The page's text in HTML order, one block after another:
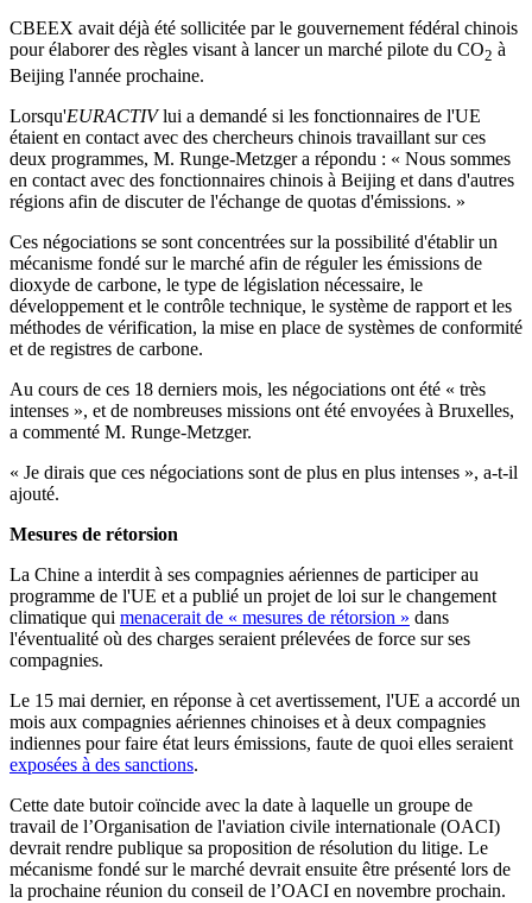
CBEEX avait déjà été sollicitée par le gouvernement fédéral chinois
pour élaborer des règles visant à lancer un marché pilote du CO2 à
Beijing l'année prochaine.
Lorsqu'EURACTIVlui a demandé si les fonctionnaires de l'UE
étaient en contact avec des chercheurs chinois travaillant sur ces
deux programmes, M. Runge-Metzger a répondu : « Nous sommes
en contact avec des fonctionnaires chinois à Beijing et dans d'autres
régions afin de discuter de l'échange de quotas d'émissions. »
Ces négociations se sont concentrées sur la possibilité d'établir un
mécanisme fondé sur le marché afin de réguler les émissions de
dioxyde de carbone, le type de législation nécessaire, le
développement et le contrôle technique, le système de rapport et les
méthodes de vérification, la mise en place de systèmes de conformité
et de registres de carbone.
Au cours de ces 18 derniers mois, les négociations ont été « très
intenses », et de nombreuses missions ont été envoyées à Bruxelles,
a commenté M. Runge-Metzger.
« Je dirais que ces négociations sont de plus en plus intenses », a-t-il
ajouté.
Mesures de rétorsion
La Chine a interdit à ses compagnies aériennes de participer au
programme de l'UE et a publié un projet de loi sur le changement
climatique qui menacerait de « mesures de rétorsion » dans
l'éventualité où des charges seraient prélevées de force sur ses
compagnies.
Le 15 mai dernier, en réponse à cet avertissement, l'UE a accordé un
mois aux compagnies aériennes chinoises et à deux compagnies
indiennes pour faire état leurs émissions, faute de quoi elles seraient
exposées à des sanctions.
Cette date butoir coïncide avec la date à laquelle un groupe de
travail de l’Organisation de l'aviation civile internationale (OACI)
devrait rendre publique sa proposition de résolution du litige. Le
mécanisme fondé sur le marché devrait ensuite être présenté lors de
la prochaine réunion du conseil de l’OACI en novembre prochain.